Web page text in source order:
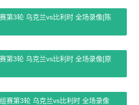
第3轮 乌克兰vs比利时 全场录像[陈
第3轮 乌克兰vs比利时 全场录像[原
赛第3轮 乌克兰vs比利时 全场录像